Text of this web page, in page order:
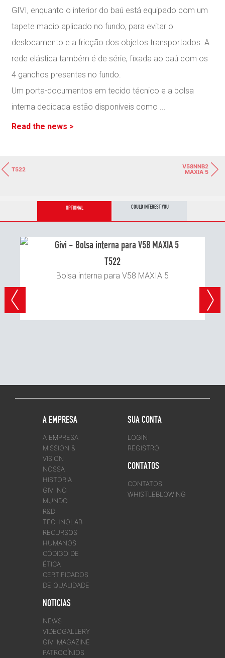
GIVI, enquanto o interior do baú está equipado com um
tapete macio aplicado no fundo, para evitar o
deslocamento e a fricção dos objetos transportados. A
rede elástica também é de série, fixada ao baú com os
4 ganchos presentes no fundo.
Um porta-documentos em tecido técnico e a bolsa
interna dedicada estão disponíveis como ...
Read the news >
T522 V58NNB2
MAXIA 5
OPTIONAL COULD INTEREST YOU
T522
Bolsa interna para V58 MAXIA 5
A EMPRESA
A EMPRESA
MISSION &
VISION
NOSSA
HISTÓRIA
GIVI NO
MUNDO
R&D
TECHNOLAB
RECURSOS
HUMANOS
CÓDIGO DE
ÉTICA
CERTIFICADOS
DE QUALIDADE
NOTICIAS
NEWS
VIDEOGALLERY
GIVI MAGAZINE
PATROCÍNIOS
SUA CONTA
LOGIN
REGISTRO
CONTATOS
CONTATOS
WHISTLEBLOWING